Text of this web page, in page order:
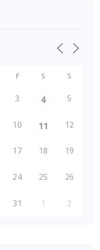
F S S
3 4 5
10 11 12
17 18 19
24 25 26
31 1 2